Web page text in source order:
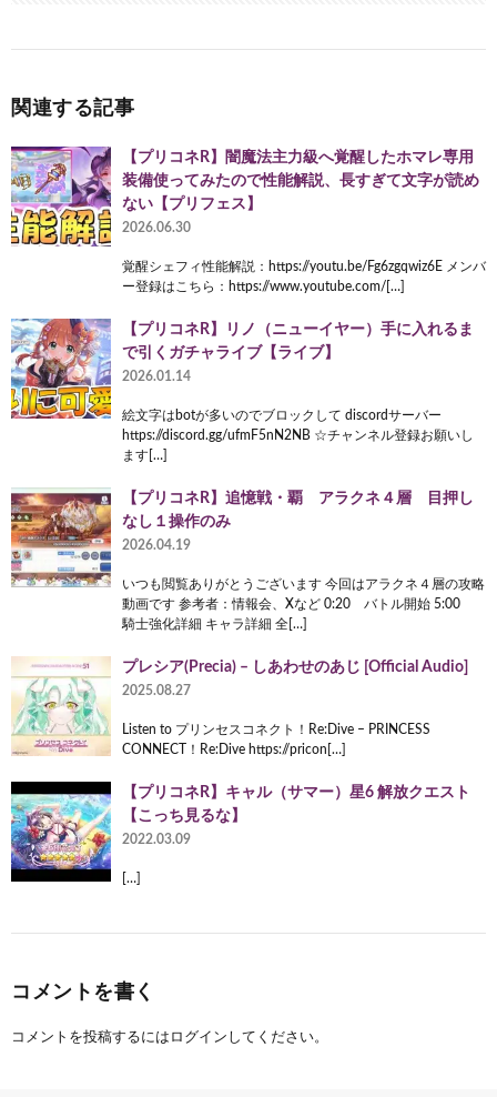
関連する記事
【プリコネR】闇魔法主力級へ覚醒したホマレ専用
装備使ってみたので性能解説、長すぎて文字が読め
ない【プリフェス】
2026.06.30
覚醒シェフィ性能解説：https://youtu.be/Fg6zgqwiz6E メンバ
ー登録はこちら：https://www.youtube.com/[…]
【プリコネR】リノ（ニューイヤー）手に入れるま
で引くガチャライブ【ライブ】
2026.01.14
絵文字はbotが多いのでブロックして discordサーバー
https://discord.gg/ufmF5nN2NB ☆チャンネル登録お願いし
ます[…]
【プリコネR】追憶戦・覇 アラクネ４層 目押し
なし１操作のみ
2026.04.19
いつも閲覧ありがとうございます 今回はアラクネ４層の攻略
動画です 参考者：情報会、Xなど 0:20 バトル開始 5:00
騎士強化詳細 キャラ詳細 全[…]
プレシア(Precia) – しあわせのあじ [Official Audio]
2025.08.27
Listen to プリンセスコネクト！Re:Dive – PRINCESS
CONNECT！Re:Dive https://pricon[…]
【プリコネR】キャル（サマー）星6 解放クエスト
【こっち見るな】
2022.03.09
[…]
コメントを書く
コメントを投稿するには ログイン してください。